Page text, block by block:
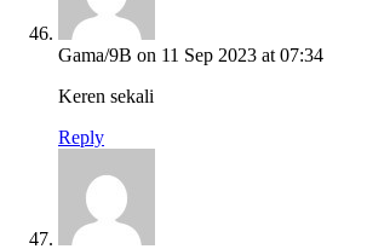
Gama/9B on 11 Sep 2023 at 07:34
Keren sekali
Reply